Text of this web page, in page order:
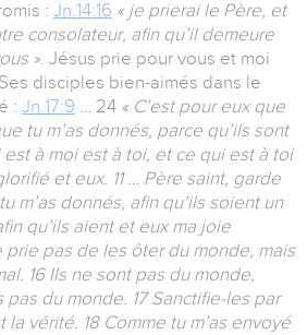
: Jn.14:16 « je prierai le Père, et
consolateur, afin qu’il demeure
». Jésus prie pour vous et moi
disciples bien-aimés dans le
: Jn.17:9 … 24 « C’est pour eux que
tu m’as donnés, parce qu’ils sont
à moi est à toi, et ce qui est à toi
et eux. 11 … Père saint, garde
m’as donnés, afin qu’ils soient un
qu’ils aient et eux ma joie
prie pas de les ôter du monde, mais
16 Ils ne sont pas du monde,
pas du monde. 17 Sanctifie-les par
vérité. 18 Comme tu m’as envoyé